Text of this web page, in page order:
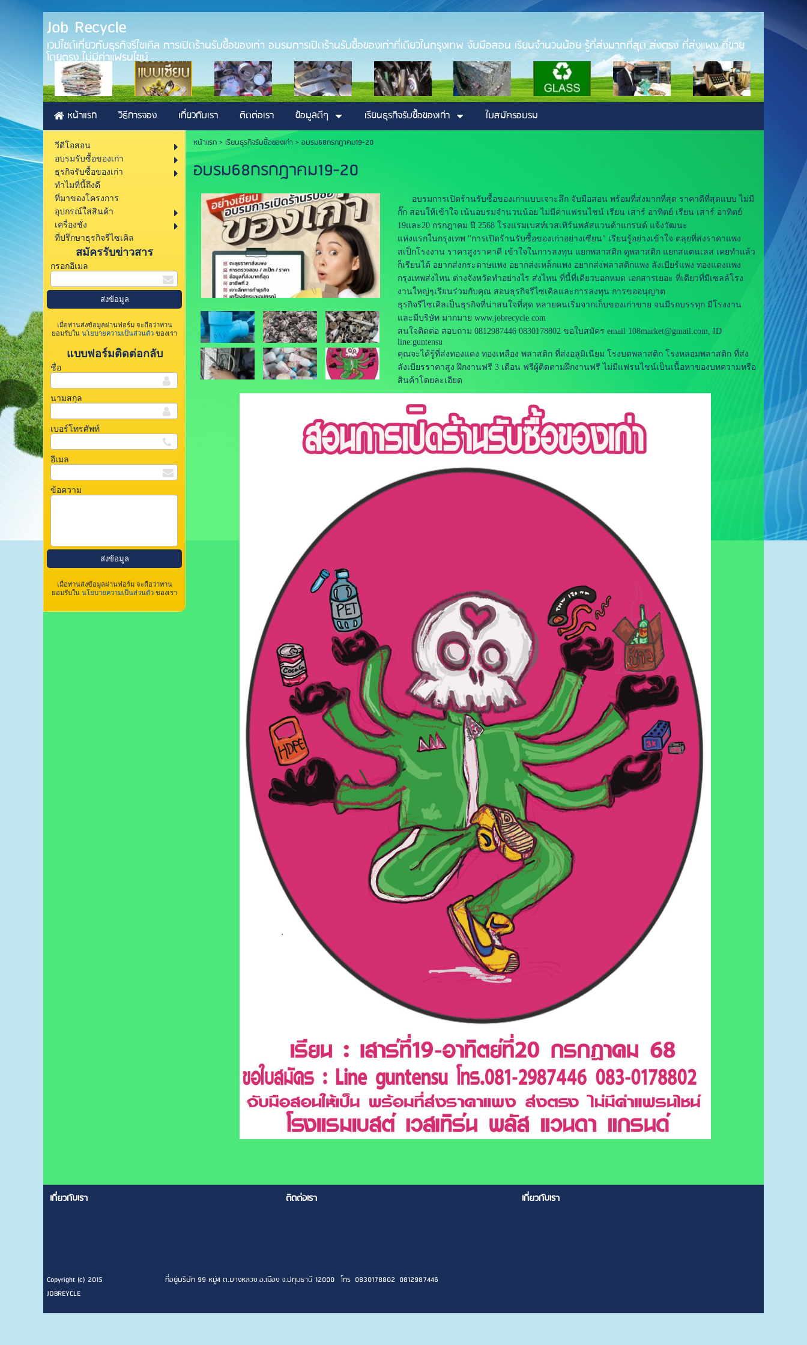
Job Recycle
เวปไซด์เกี่ยวกับธุรกิจรีไซเคิล การเปิดร้านรับซื้อของเก่า อบรมการเปิดร้านรับซื้อของเก่าที่เดียวในกรุงเทพ จับมือสอน เรียนจำนวนน้อย รู้ที่ส่งมากที่สุด ส่งตรง ที่ส่งแพง ที่ขาย
โดยตรง ไม่มีค่าแฟรนไชน์
หน้าแรก วิธีการจอง เกี่ยวกับเรา ติดต่อเรา ข้อมูลดีๆ เรียนธุรกิจรับซื้อของเก่า ใบสมัครอบรม
วีดีโอสอน
อบรมรับซื้อของเก่า
ธุรกิจรับซื้อของเก่า
ทำไมที่นี้ถึงดี
ที่มาของโครงการ
อุปกรณ์ใส่สินค้า
เครื่องชั่ง
ที่ปรึกษาธุรกิจรีไซเคิล
สมัครรับข่าวสาร
กรอกอีเมล
เมื่อท่านส่งข้อมูลผ่านฟอร์ม จะถือว่าท่าน
ยอมรับใน นโยบายความเป็นส่วนตัวของเรา
แบบฟอร์มติดต่อกลับ
ชื่อ
นามสกุล
เบอร์โทรศัพท์
อีเมล
ข้อความ
เมื่อท่านส่งข้อมูลผ่านฟอร์ม จะถือว่าท่าน
ยอมรับใน นโยบายความเป็นส่วนตัวของเรา
หน้าแรก> เรียนธุรกิจรับซื้อของเก่า > อบรม68กรกฎาคม19-20
อบรม68กรกฎาคม19-20
อบรมการเปิดร้านรับซื้อของเก่าแบบเจาะลึก จับมือสอน พร้อมที่ส่งมากที่สุด ราคาดีที่สุดแบบ ไม่มี
กั๊ก สอนให้เข้าใจ เน้นอบรมจำนวนน้อย ไม่มีค่าแฟรนไชน์ เรียน เสาร์ อาทิตย์ เรียน เสาร์ อาทิตย์
19และ20 กรกฎาคม ปี 2568 โรงแรมเบสท์เวสเทิร์นพลัสแวนด้าแกรนด์ แจ้งวัฒนะ
แห่งแรกในกรุงเทพ "การเปิดร้านรับซื้อของเก่าอย่างเซียน" เรียนรู้อย่างเข้าใจ ตลุยที่ส่งราคาแพง
สเป็กโรงงาน ราคาสูงราคาดี เข้าใจในการลงทุน แยกพลาสติก ดูพลาสติก แยกสแตนเลส เคยทำแล้ว
ก็เรียนได้ อยากส่งกระดาษแพง อยากส่งเหล็กแพง อยากส่งพลาสติกแพง ลังเบียร์แพง ทองแดงแพง
กรุงเทพส่งไหน ต่างจังหวัดทำอย่างไร ส่งไหน ที่นี้ที่เดียวบอกหมด เอกสารเยอะ ที่เดียวที่มีเซลล์โรง
งานใหญ่ๆเรียนร่วมกับคุณ สอนธุรกิจรีไซเคิลและการลงทุน การขออนุญาต
ธุรกิจรีไซเคิลเป็นธุรกิจที่น่าสนใจที่สุด หลายคนเริ่มจากเก็บของเก่าขาย จนมีรถบรรทุก มีโรงงาน
และมีบริษัท มากมาย www.jobrecycle.com
สนใจติดต่อ สอบถาม 0812987446 0830178802 ขอใบสมัคร email 108market@gmail.com, ID
line:guntensu
คุณจะได้รู้ที่ส่งทองแดง ทองเหลือง พลาสติก ที่ส่งอลูมิเนียม โรงบดพลาสติก โรงหลอมพลาสติก ที่ส่ง
ลังเบียรราคาสูง ฝึกงานฟรี 3 เดือน ฟรีผู้ติดตามฝึกงานฟรี ไม่มีแฟรนไชน์เป็นเนื้อหาของบทความหรือ
สินค้าโดยละเอียด
เกี่ยวกับเรา ติดต่อเรา เกี่ยวกับเรา
Copyright (c) 2015
ที่อยู่บริษัท 99 หมู่4 ต.บางหลวง อ.เมือง จ.ปทุมธานี 12000 โทร 0830178802 0812987446
JOBREYCLE